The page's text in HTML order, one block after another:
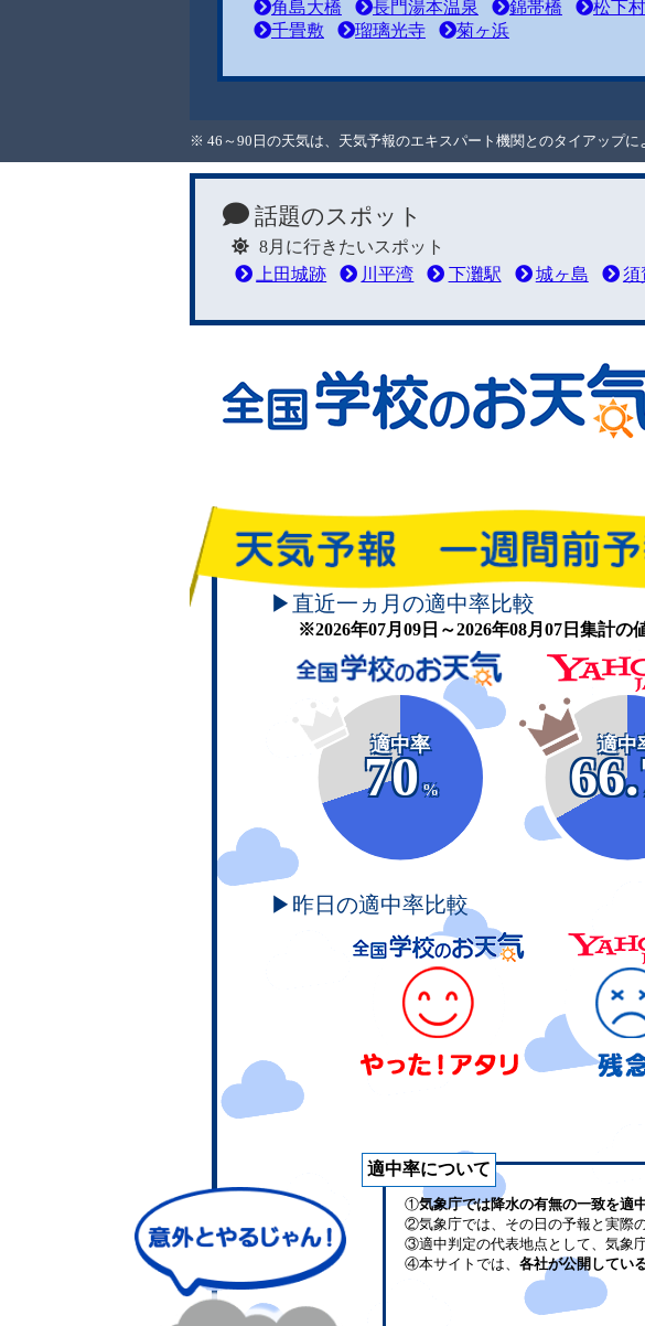
角島大橋 長門湯本温泉 錦帯橋 松下
千畳敷
瑠璃光寺 菊ヶ浜
※ 46～90日の天気は、天気予報のエキスパート機関とのタイアップに
話題のスポット
8月に行きたいスポット
上田城跡
川平湾 下灘駅 城ヶ島 須
▶直近一ヵ月の適中率比較
※2026年07月09日～2026年08月07日集計の
適中率
70
%
適中
▶昨日の適中率比較
適中率について
①気象庁では降水の有無の一致を適
②気象庁では、その日の予報と実際
③適中判定の代表地点として、気象
④本サイトでは、 各社が公開してい